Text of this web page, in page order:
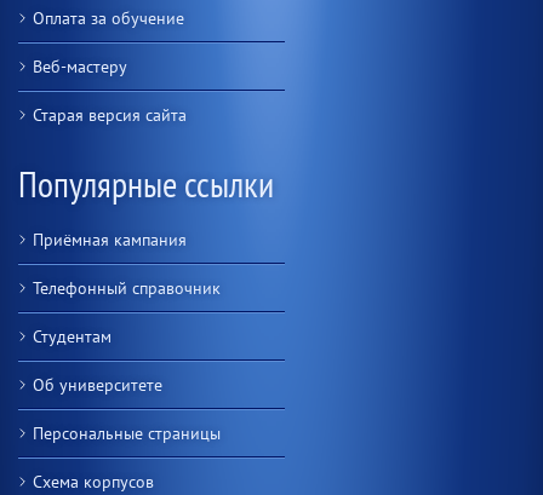
Оплата за обучение
Веб-мастеру
Старая версия сайта
Популярные ссылки
Приёмная кампания
Телефонный справочник
Студентам
Об университете
Персональные страницы
Схема корпусов